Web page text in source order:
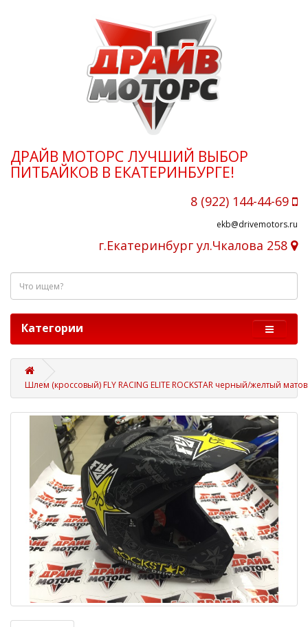
ДРАЙВ МОТОРС ЛУЧШИЙ ВЫБОР
ПИТБАЙКОВ В ЕКАТЕРИНБУРГЕ!
8 (922) 144-44-69
ekb@drivemotors.ru
г.Екатеринбург ул.Чкалова 258
Категории
Шлем (кроссовый) FLY RACING ELITE ROCKSTAR черный/желтый